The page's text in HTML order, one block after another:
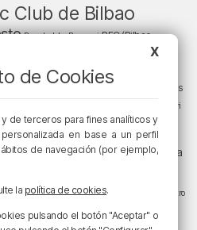
Club de Bilbao
Barakaldo Basauri BEC (Bilbao
Bizkaia
Copa del Rey cultura
Cáritas
el tiempo Enkarterri
(País Vasco)
vasco juanma jubera LaLiga LaLiga
sociedadsucesos Teatro
tráfico
X
de Cookies
de terceros para fines analíticos y
en base a un perfil
de navegación (por ejemplo,
la política de cookies.
pulsando el botón "Aceptar" o